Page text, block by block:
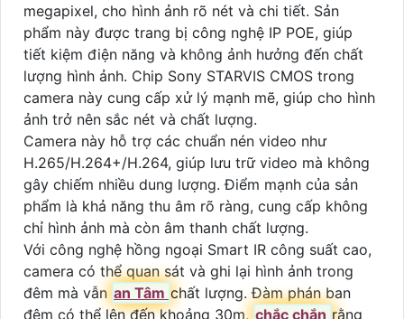
megapixel, cho hình ảnh rõ nét và chi tiết. Sản
phẩm này được trang bị công nghệ IP POE, giúp
tiết kiệm điện năng và không ảnh hưởng đến chất
lượng hình ảnh. Chip Sony STARVIS CMOS trong
camera này cung cấp xử lý mạnh mẽ, giúp cho hình
ảnh trở nên sắc nét và chất lượng.
Camera này hỗ trợ các chuẩn nén video như
H.265/H.264+/H.264, giúp lưu trữ video mà không
gây chiếm nhiều dung lượng. Điểm mạnh của sản
phẩm là khả năng thu âm rõ ràng, cung cấp không
chỉ hình ảnh mà còn âm thanh chất lượng.
Với công nghệ hồng ngoại Smart IR công suất cao,
camera có thể quan sát và ghi lại hình ảnh trong
đêm mà vẫn an Tâm chất lượng. Đàm phán ban
đêm có thể lên đến khoảng 30m, chắc chắn rằng